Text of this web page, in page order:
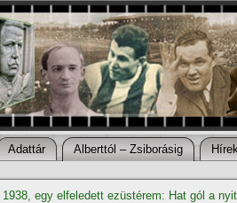
Adattár Alberttól – Zsiborásig
1938, egy elfeledett ezüstérem: Hat gól a